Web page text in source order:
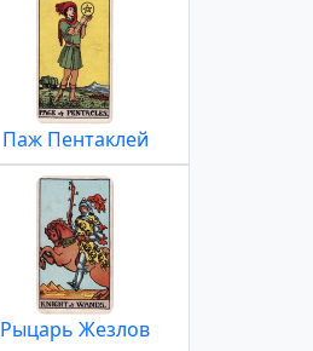
Паж Пентаклей
Рыцарь Жезлов